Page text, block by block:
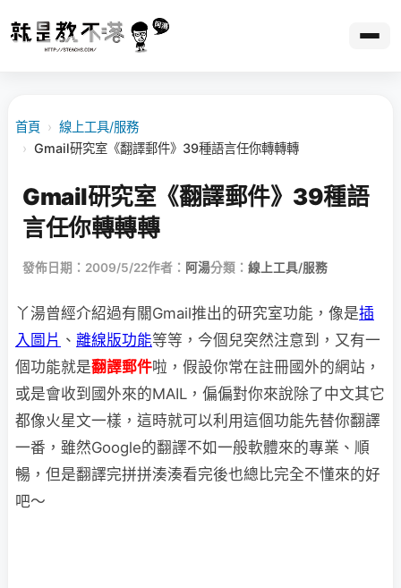
首頁 › 線上工具/服務
› Gmail研究室《翻譯郵件》39種語言任你轉轉轉
Gmail研究室《翻譯郵件》39種語
言任你轉轉轉
發佈日期：2009/5/22作者： 阿湯分類： 線上工具/服務
丫湯曾經介紹過有關Gmail推出的研究室功能，像是插
入圖片 、 離線版功能等等，今個兒突然注意到，又有一
個功能就是翻譯郵件啦，假設你常在註冊國外的網站，
或是會收到國外來的MAIL，偏偏對你來說除了中文其它
都像火星文一樣，這時就可以利用這個功能先替你翻譯
一番，雖然Google的翻譯不如一般軟體來的專業、順
暢，但是翻譯完拼拼湊湊看完後也總比完全不懂來的好
吧～